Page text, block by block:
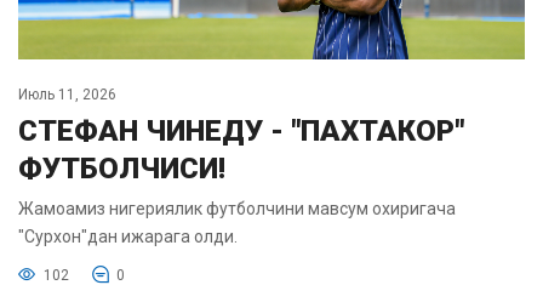
Июль 11, 2026
СТЕФАН ЧИНЕДУ - "ПАХТАКОР"
ФУТБОЛЧИСИ!
Жамоамиз нигериялик футболчини мавсум охиригача
"Сурхон"дан ижарага олди.
102 0